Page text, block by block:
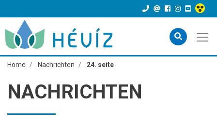
Home Nachrichten 24. seite
NACHRICHTEN